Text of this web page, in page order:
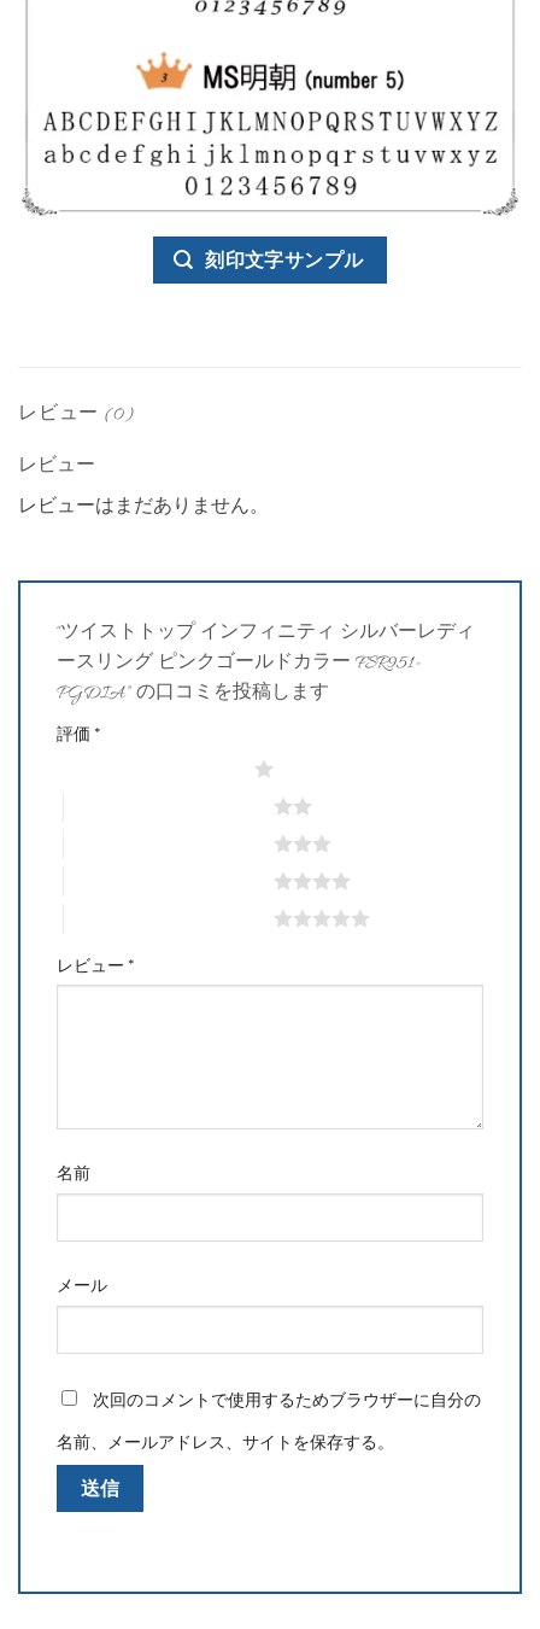
刻印文字サンプル
レビュー (0)
レビュー
レビューはまだありません。
“ツイストトップ インフィニティ シルバーレディ
ースリング ピンクゴールドカラー FSR951-
PGDIA” の口コミを投稿します
評価 *
レビュー *
名前
メール
次回のコメントで使用するためブラウザーに自分の
名前、メールアドレス、サイトを保存する。